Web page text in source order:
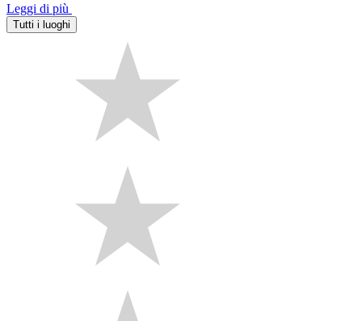
Leggi di più
Tutti i luoghi